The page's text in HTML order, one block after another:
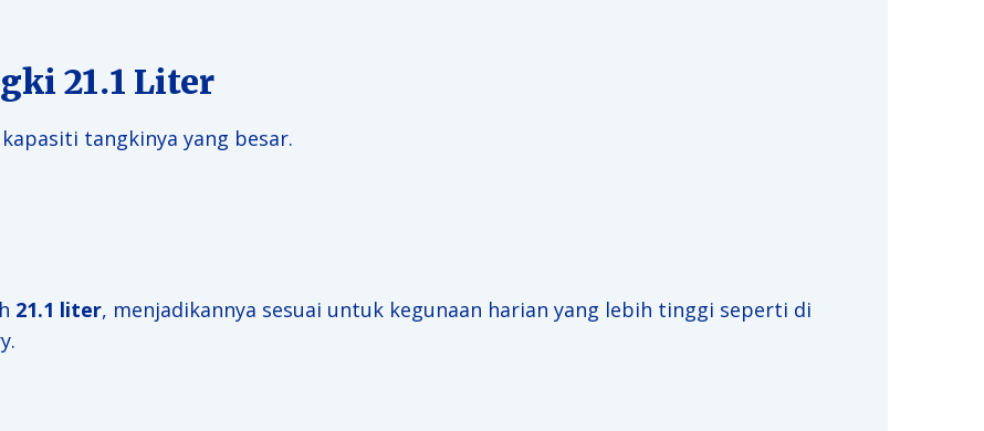
21.1 Liter
tangkinya yang besar.
21.1 liter, menjadikannya sesuai untuk kegunaan harian yang lebih tinggi seperti di